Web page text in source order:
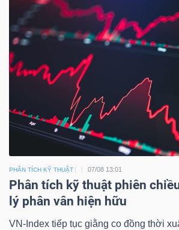
PHÂN TÍCH KỸ THUẬT 07/08 13:01
Phân tích kỹ thuật phiên
lý phân vân hiện hữu
VN-Index tiếp tục giằng co đồng thời